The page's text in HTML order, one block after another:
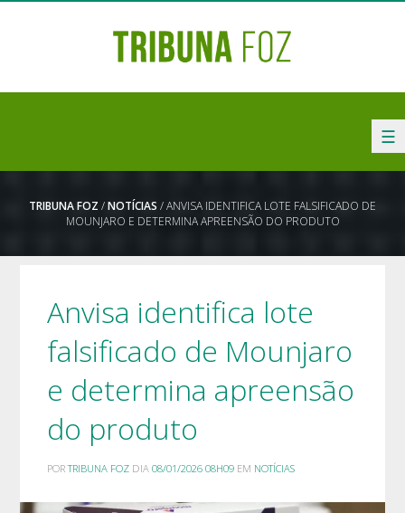
☰
TRIBUNA FOZ /NOTÍCIAS / ANVISA IDENTIFICA LOTE FALSIFICADO DE
MOUNJARO E DETERMINA APREENSÃO DO PRODUTO
Anvisa identifica lote
falsificado de Mounjaro
e determina apreensão
do produto
PORTRIBUNA FOZ DIA08/01/2026 08H09 EM NOTÍCIAS